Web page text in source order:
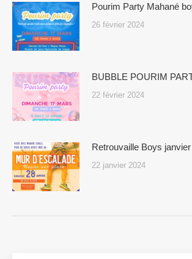
Pourim Party Mahané
26 février 2024
BUBBLE POURIM
22 février 2024
Retrouvaille Boys
22 janvier 2024